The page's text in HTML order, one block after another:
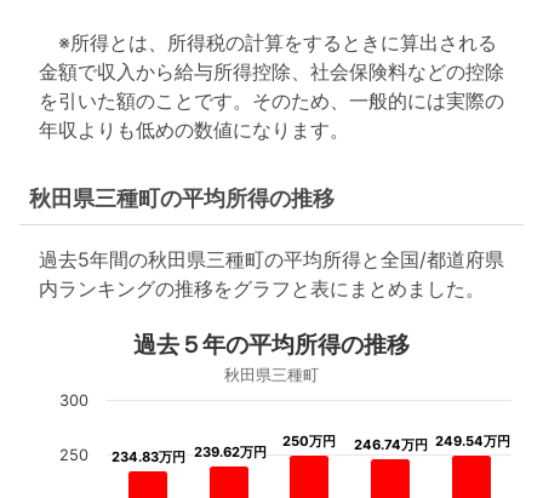
※所得とは、所得税の計算をするときに算出される
金額で収入から給与所得控除、社会保険料などの控除
を引いた額のことです。そのため、一般的には実際の
年収よりも低めの数値になります。
秋田県三種町の平均所得の推移
過去5年間の秋田県三種町の平均所得と全国/都道府県
内ランキングの推移をグラフと表にまとめました。
過去５年の平均所得の推移
秋田県三種町
234.83万円
234.83万円 239.62万円
239.62万円
250万円
250万円 246.74万円
246.74万円 249.54万円
249.54万円
250
300